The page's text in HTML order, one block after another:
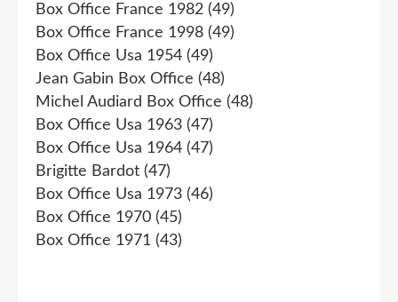
Box Office France 1982 (49)
Box Office France 1998 (49)
Box Office Usa 1954 (49)
Jean Gabin Box Office (48)
Michel Audiard Box Office (48)
Box Office Usa 1963 (47)
Box Office Usa 1964 (47)
Brigitte Bardot (47)
Box Office Usa 1973 (46)
Box Office 1970 (45)
Box Office 1971 (43)